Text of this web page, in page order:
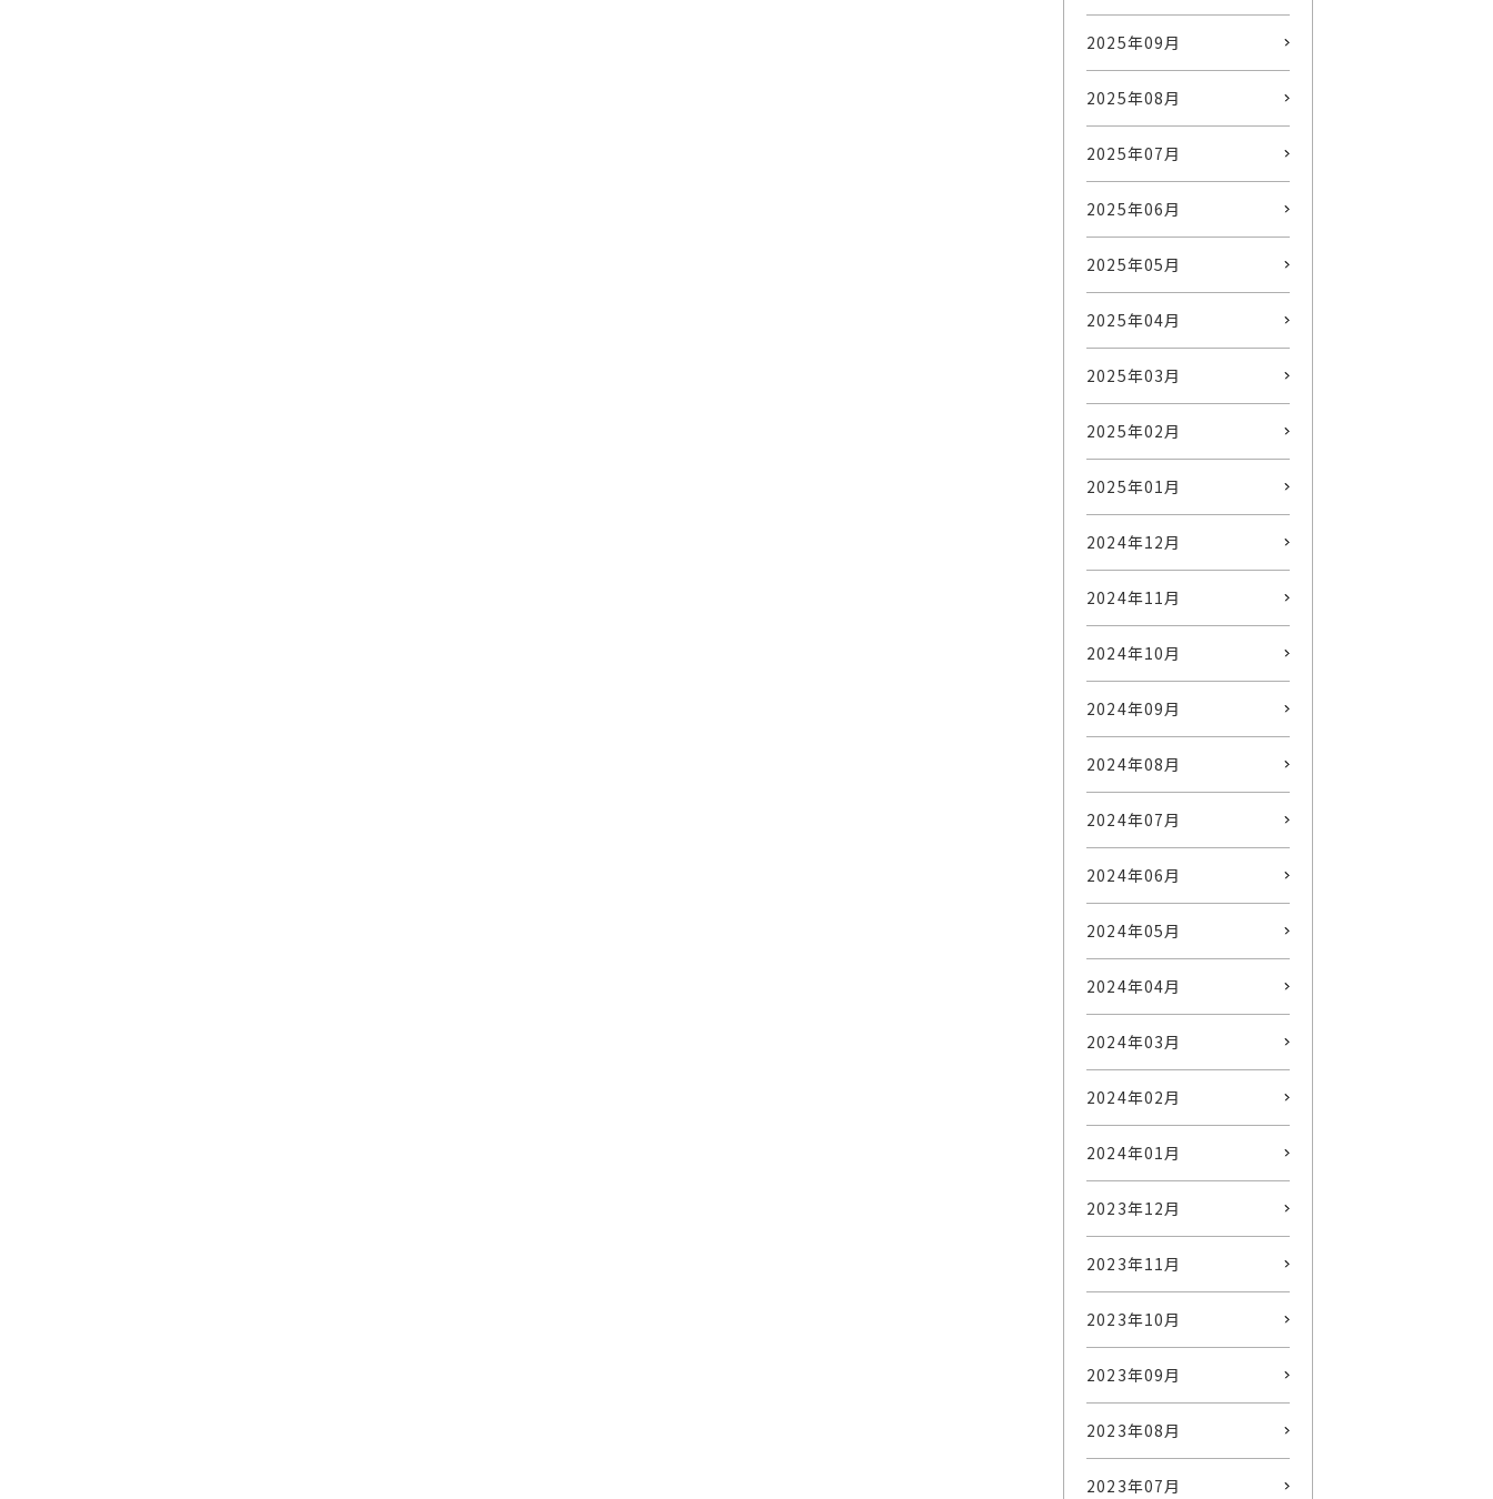
2025年09月
2025年08月
2025年07月
2025年06月
2025年05月
2025年04月
2025年03月
2025年02月
2025年01月
2024年12月
2024年11月
2024年10月
2024年09月
2024年08月
2024年07月
2024年06月
2024年05月
2024年04月
2024年03月
2024年02月
2024年01月
2023年12月
2023年11月
2023年10月
2023年09月
2023年08月
2023年07月